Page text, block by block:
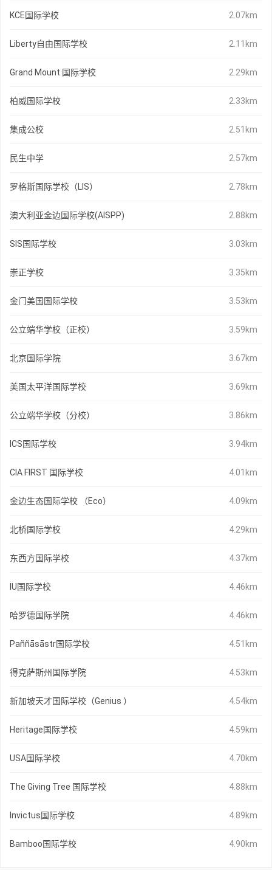
KCE国际学校 2.07km
Liberty自由国际学校 2.11km
Grand Mount 国际学校 2.29km
柏威国际学校 2.33km
集成公校 2.51km
民生中学 2.57km
罗格斯国际学校（LIS） 2.78km
澳大利亚金边国际学校(AISPP) 2.88km
SIS国际学校 3.03km
崇正学校 3.35km
金门美国国际学校 3.53km
公立端华学校（正校） 3.59km
北京国际学院 3.67km
美国太平洋国际学校 3.69km
公立端华学校（分校） 3.86km
ICS国际学校 3.94km
CIA FIRST 国际学校 4.01km
金边生态国际学校 （Eco） 4.09km
北桥国际学校 4.29km
东西方国际学校 4.37km
IU国际学校 4.46km
哈罗德国际学院 4.46km
Paññāsāstr国际学校 4.51km
得克萨斯州国际学院 4.53km
新加坡天才国际学校（Genius ） 4.54km
Heritage国际学校 4.59km
USA国际学校 4.70km
The Giving Tree 国际学校 4.88km
Invictus国际学校 4.89km
Bamboo国际学校 4.90km